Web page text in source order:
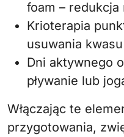
foam –
Krioterapia
usuwania
Dni aktywnego
pływanie lub
Włączając te
przygotowania,